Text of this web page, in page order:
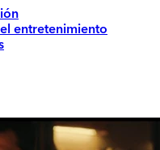
entretenimiento